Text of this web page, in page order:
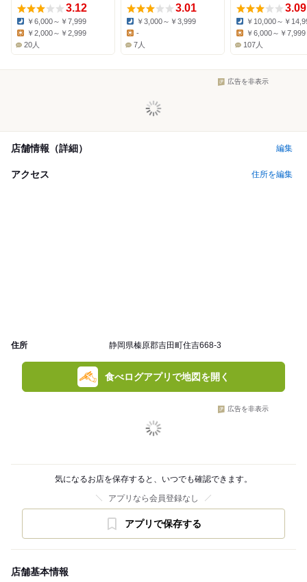
3.12
Dinner:
￥6,000～￥7,999
Lunch:
￥2,000～￥2,999
20人
3.01
Dinner:
￥3,000～￥3,999
Lunch:
-
7人
3.09
Dinner:
￥10,000～￥
￥6,000～￥7,999
107人
広告を非表示
店舗情報（詳細） 編集
アクセス 住所を編集
住所 静岡県榛原郡吉田町住吉668-3
食べログアプリで地図を開く
広告を非表示
気になるお店を保存すると、いつでも確認できます。
アプリなら会員登録なし
アプリで保存する
店舗基本情報